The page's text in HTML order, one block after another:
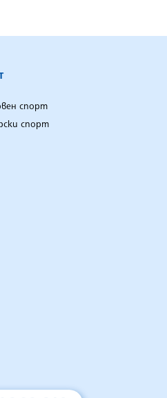
спорт
спорт